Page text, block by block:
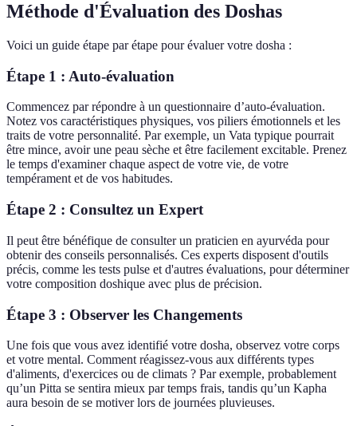
Méthode d'Évaluation des Doshas
Voici un guide étape par étape pour évaluer votre dosha :
Étape 1 : Auto-évaluation
Commencez par répondre à un questionnaire d’auto-évaluation.
Notez vos caractéristiques physiques, vos piliers émotionnels et les
traits de votre personnalité. Par exemple, un Vata typique pourrait
être mince, avoir une peau sèche et être facilement excitable. Prenez
le temps d'examiner chaque aspect de votre vie, de votre
tempérament et de vos habitudes.
Étape 2 : Consultez un Expert
Il peut être bénéfique de consulter un praticien en ayurvéda pour
obtenir des conseils personnalisés. Ces experts disposent d'outils
précis, comme les tests pulse et d'autres évaluations, pour déterminer
votre composition doshique avec plus de précision.
Étape 3 : Observer les Changements
Une fois que vous avez identifié votre dosha, observez votre corps
et votre mental. Comment réagissez-vous aux différents types
d'aliments, d'exercices ou de climats ? Par exemple, probablement
qu’un Pitta se sentira mieux par temps frais, tandis qu’un Kapha
aura besoin de se motiver lors de journées pluvieuses.